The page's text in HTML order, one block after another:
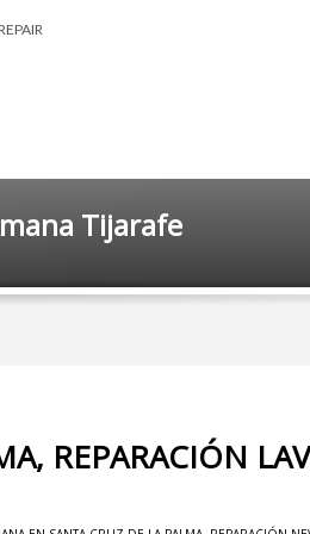
Tijarafe
REPARACIÓN